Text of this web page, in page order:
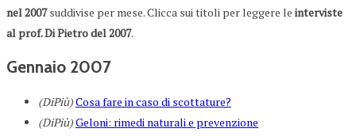
nel 2007suddivise per mese. Clicca sui titoli per leggere le interviste
al prof. Di Pietro del 2007.
Gennaio 2007
(DiPiù)Cosa fare in caso di scottature?
(DiPiù)Geloni: rimedi naturali e prevenzione